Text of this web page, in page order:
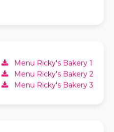
Menu Ricky's Bakery 1
Menu Ricky's Bakery 2
Menu Ricky's Bakery 3